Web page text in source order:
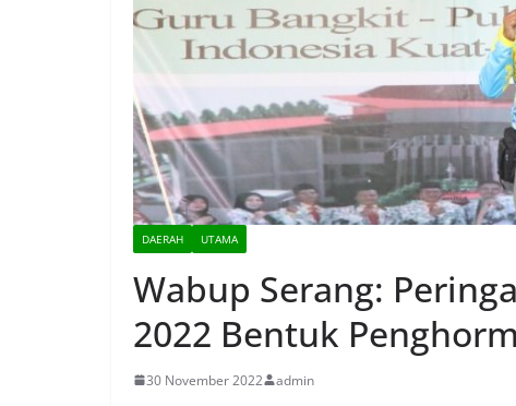
DAERAH UTAMA
Wabup Serang:
2022 Bentuk
30 November 2022 admin